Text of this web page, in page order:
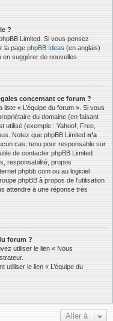
?
Limited. Si vous pensez
la page phpBB Ideas (en anglais)
suggérer de nouvelles.
concernant ce forum ?
« L’équipe du forum ». Si vous
du domaine (en faisant
utilisé (exemple : Yahoo!, Free,
Notez que phpBB Limited n’a
cas, tenu pour responsable sur
de contacter phpBB Limited
responsabilité, propos
phpbb.com ou au logiciel
phpBB à propos de l’utilisation
attendre à une réponse très
forum ?
utiliser le lien « Nous
utiliser le lien « L’équipe du
Aller à